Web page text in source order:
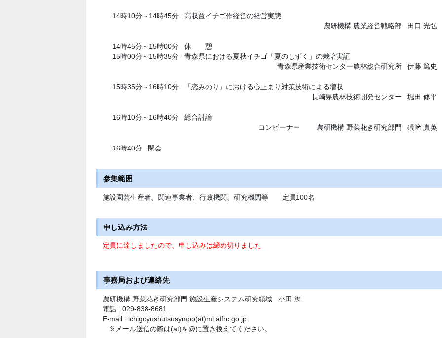
14時10分～14時45分
高収益イチゴ作経営の経営実態
農研機構 農業経営戦略部
田口 光弘
14時45分～15時00分
休 憩
15時00分～15時35分
青森県における夏秋イチゴ「夏のしずく」の栽培実証
青森県産業技術センター農林総合研究所
伊藤 篤史
15時35分～16時10分
「恋みのり」における心止まり対策技術による増収
長崎県農林技術開発センター
堀田 修平
16時10分～16時40分
総合討論
コンビーナー
農研機構 野菜花き研究部門 礒﨑 真英
16時40分 閉会
参集範囲
施設園芸生産者、関連事業者、行政機関、研究機関等 定員100名
申し込み方法
定員に達しましたので、申し込みは締め切りました
事務局および連絡先
農研機構 野菜花き研究部門 施設生産システム研究領域
小田 篤
電話 : 029-838-8681
E-mail : ichigoyushutsusympo(at)ml.affrc.go.jp
※メール送信の際は(at)を@に置き換えてください。